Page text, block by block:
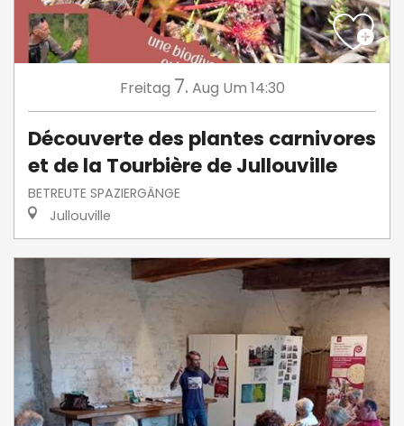
Freitag 7. Aug Um 14:30
Découverte des plantes carnivores
et de la Tourbière de Jullouville
BETREUTE SPAZIERGÄNGE
Jullouville